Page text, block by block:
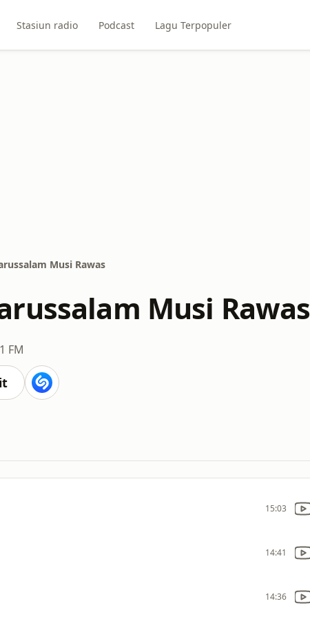
Stasiun radio Podcast Lagu Terpopuler
Musi Rawas
Musi Rawas
FM
15:03
14:41
14:36